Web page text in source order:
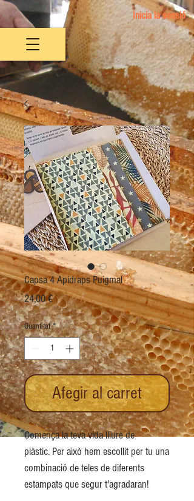
Inicia la sessió
Capsa 4 Apidraps Puigmal
24,00 €Price
Quantitat *
Afegir al carret
Comença la teva vida lliure de
plàstic. Per això hem escollit per tu una
combinació de teles de diferents
estampats que segur t'agradaran!